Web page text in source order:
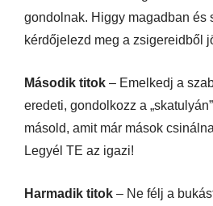
gondolnak. Higgy magadban és
kérdőjelezd meg a zsigereidből
Második titok – Emelkedj a
eredeti, gondolkozz a
másold, amit már mások
Legyél TE az igazi!
Harmadik titok – Ne félj a